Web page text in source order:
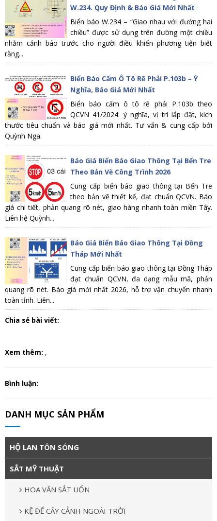
W.234. Quy Định & Báo Giá Mới Nhất
Biển báo W.234 – “Giao nhau với đường hai
chiều” được sử dụng trên đường một chiều
nhằm cảnh báo trước cho người điều khiển phương tiện biết
rằng...
Biển Báo Cấm Ô Tô Rẽ Phải P.103b – Ý
Nghĩa, Báo Giá Mới Nhất
Biển báo cấm ô tô rẽ phải P.103b theo
QCVN 41/2024: ý nghĩa, vị trí lắp đặt, kích
thước tiêu chuẩn và báo giá mới nhất. Tư vấn & cung cấp bởi
Quỳnh Nga.
Báo Giá Biển Báo Giao Thông Tại Bến Tre
Theo Bản Vẽ Công Trình 2026
Cung cấp biển báo giao thông tại Bến Tre
theo bản vẽ thiết kế, đạt chuẩn QCVN. Báo
giá chi tiết, phản quang rõ nét, giao hàng nhanh toàn miền Tây.
Liên hệ Quỳnh...
Báo Giá Biển Báo Giao Thông Tại Đồng
Tháp Mới Nhất
Cung cấp biển báo giao thông tại Đồng Tháp
đạt chuẩn QCVN, đa dạng mẫu mã, phản
quang rõ nét. Báo giá mới nhất 2026, hỗ trợ vận chuyển nhanh
toàn tỉnh. Liên...
Chia sẻ bài viết:
Xem thêm: ,
Bình luận:
DANH MỤC SẢN PHẨM
HỘ LAN TÔN SÓNG
SẮT MỸ THUẬT
HOA VĂN SẮT UỐN
KỆ ĐỂ CÂY CẢNH NGOÀI TRỜI